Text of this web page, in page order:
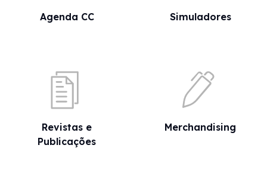
Agenda CC Simuladores
Revistas e
Publicações
Merchandising